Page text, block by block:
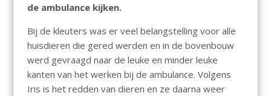
de ambulance kijken.
Bij de kleuters was er veel belangstelling voor alle
huisdieren die gered werden en in de bovenbouw
werd gevraagd naar de leuke en minder leuke
kanten van het werken bij de ambulance. Volgens
Iris is het redden van dieren en ze daarna weer